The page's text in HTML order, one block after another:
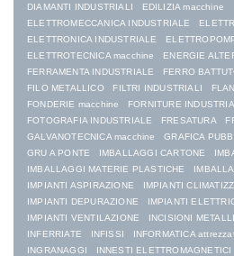
DIAMANTI INDUSTRIALI
EDILIZIA macchine
ELETTROMECCANICA INDUSTRIALE
ELETTRONICA INDUSTRIALE
ELETTROTECNICA macchine
ENERGIE
FERRAMENTA INDUSTRIALE
FERRO
FILO METALLICO
FILTRI INDUSTRIALI
FONDERIE macchine
FORNITURE
FOTOGRAFIA INDUSTRIALE
FRESATURA
GALVANOTECNICA macchine
GRAFICA
GRU A PONTE
IMBALLAGGI CARTONE
IMBALLAGGI MATERIE PLASTICHE
IMPIANTI ASPIRAZIONE
IMPIANTI
IMPIANTI DEPURAZIONE
IMPIANTI
IMPIANTI VENTILAZIONE
INCISIONI METALLI
INFERRIATE
INFISSI INFORMATICA
INGRANAGGI
INNESTI ELETTROMAGNETICI